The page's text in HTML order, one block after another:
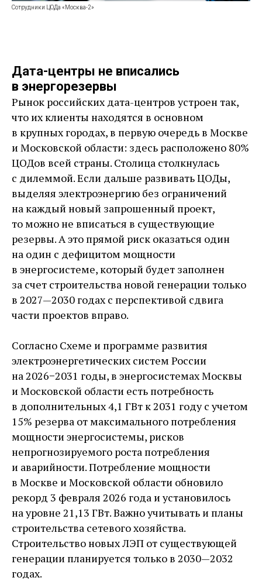
Сотрудники ЦОДа «Москва-2»
Дата-центры не вписались
в энергорезервы
Рынок российских дата-центров устроен так,
что их клиенты находятся в основном
в крупных городах, в первую очередь в Москве
и Московской области: здесь расположено 80%
ЦОДов всей страны. Столица столкнулась
с дилеммой. Если дальше развивать ЦОДы,
выделяя электроэнергию без ограничений
на каждый новый запрошенный проект,
то можно не вписаться в существующие
резервы. А это прямой риск оказаться один
на один с дефицитом мощности
в энергосистеме, который будет заполнен
за счет строительства новой генерации только
в 2027—2030 годах с перспективой сдвига
части проектов вправо.
Согласно Схеме и программе развития
электроэнергетических систем России
на 2026−2031 годы, в энергосистемах Москвы
и Московской области есть потребность
в дополнительных 4,1 ГВт к 2031 году с учетом
15% резерва от максимального потребления
мощности энергосистемы, рисков
непрогнозируемого роста потребления
и аварийности. Потребление мощности
в Москве и Московской области обновило
рекорд 3 февраля 2026 года и установилось
на уровне 21,13 ГВт. Важно учитывать и планы
строительства сетевого хозяйства.
Строительство новых ЛЭП от существующей
генерации планируется только в 2030—2032
годах.